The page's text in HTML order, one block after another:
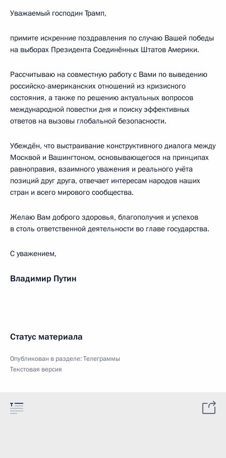
Уважаемый господин Трамп,
примите искренние поздравления по случаю Вашей победы
на выборах Президента Соединённых Штатов Америки.
Рассчитываю на совместную работу с Вами по выведению
российско-американских отношений из кризисного
состояния, а также по решению актуальных вопросов
международной повестки дня и поиску эффективных
ответов на вызовы глобальной безопасности.
Убеждён, что выстраивание конструктивного диалога между
Москвой и Вашингтоном, основывающегося на принципах
равноправия, взаимного уважения и реального учёта
позиций друг друга, отвечает интересам народов наших
стран и всего мирового сообщества.
Желаю Вам доброго здоровья, благополучия и успехов
в столь ответственной деятельности во главе государства.
С уважением,
Владимир Путин
Статус материала
Опубликован в разделе:Телеграммы
Текстовая версия